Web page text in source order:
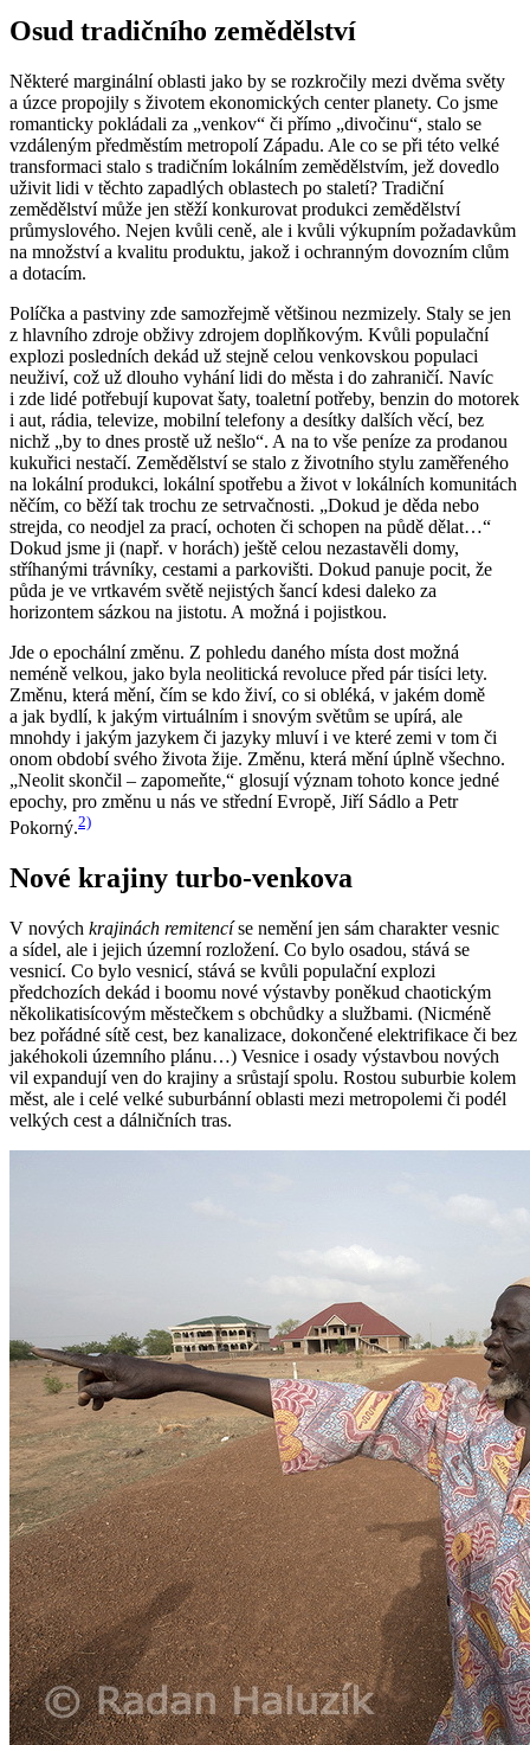
Osud tradičního zemědělství
Některé marginální oblasti jako by se rozkročily mezi dvěma světy
a úzce propojily s životem ekonomických center planety. Co jsme
romanticky pokládali za „venkov“ či přímo „divočinu“, stalo se
vzdáleným předměstím metropolí Západu. Ale co se při této velké
transformaci stalo s tradičním lokálním zemědělstvím, jež dovedlo
uživit lidi v těchto zapadlých oblastech po staletí? Tradiční
zemědělství může jen stěží konkurovat produkci zemědělství
průmyslového. Nejen kvůli ceně, ale i kvůli výkupním požadavkům
na množství a kvalitu produktu, jakož i ochranným dovozním clům
a dotacím.
Políčka a pastviny zde samozřejmě většinou nezmizely. Staly se jen
z hlavního zdroje obživy zdrojem doplňkovým. Kvůli populační
explozi posledních dekád už stejně celou venkovskou populaci
neuživí, což už dlouho vyhání lidi do města i do zahraničí. Navíc
i zde lidé potřebují kupovat šaty, toaletní potřeby, benzin do motorek
i aut, rádia, televize, mobilní telefony a desítky dalších věcí, bez
nichž „by to dnes prostě už nešlo“. A na to vše peníze za prodanou
kukuřici nestačí. Zemědělství se stalo z životního stylu zaměřeného
na lokální produkci, lokální spotřebu a život v lokálních komunitách
něčím, co běží tak trochu ze setrvačnosti. „Dokud je děda nebo
strejda, co neodjel za prací, ochoten či schopen na půdě dělat…“
Dokud jsme ji (např. v horách) ještě celou nezastavěli domy,
stříhanými trávníky, cestami a parkovišti. Dokud panuje pocit, že
půda je ve vrtkavém světě nejistých šancí kdesi daleko za
horizontem sázkou na jistotu. A možná i pojistkou.
Jde o epochální změnu. Z pohledu daného místa dost možná
neméně velkou, jako byla neolitická revoluce před pár tisíci lety.
Změnu, která mění, čím se kdo živí, co si obléká, v jakém domě
a jak bydlí, k jakým virtuálním i snovým světům se upírá, ale
mnohdy i jakým jazykem či jazyky mluví i ve které zemi v tom či
onom období svého života žije. Změnu, která mění úplně všechno.
„Neolit skončil – zapomeňte,“ glosují význam tohoto konce jedné
epochy, pro změnu u nás ve střední Evropě, Jiří Sádlo a Petr
Pokorný.2)
Nové krajiny turbo-venkova
V nových krajinách remitencíse nemění jen sám charakter vesnic
a sídel, ale i jejich územní rozložení. Co bylo osadou, stává se
vesnicí. Co bylo vesnicí, stává se kvůli populační explozi
předchozích dekád i boomu nové výstavby poněkud chaotickým
několikatisícovým městečkem s obchůdky a službami. (Nicméně
bez pořádné sítě cest, bez kanalizace, dokončené elektrifikace či bez
jakéhokoli územního plánu…) Vesnice i osady výstavbou nových
vil expandují ven do krajiny a srůstají spolu. Rostou suburbie kolem
měst, ale i celé velké suburbánní oblasti mezi metropolemi či podél
velkých cest a dálničních tras.